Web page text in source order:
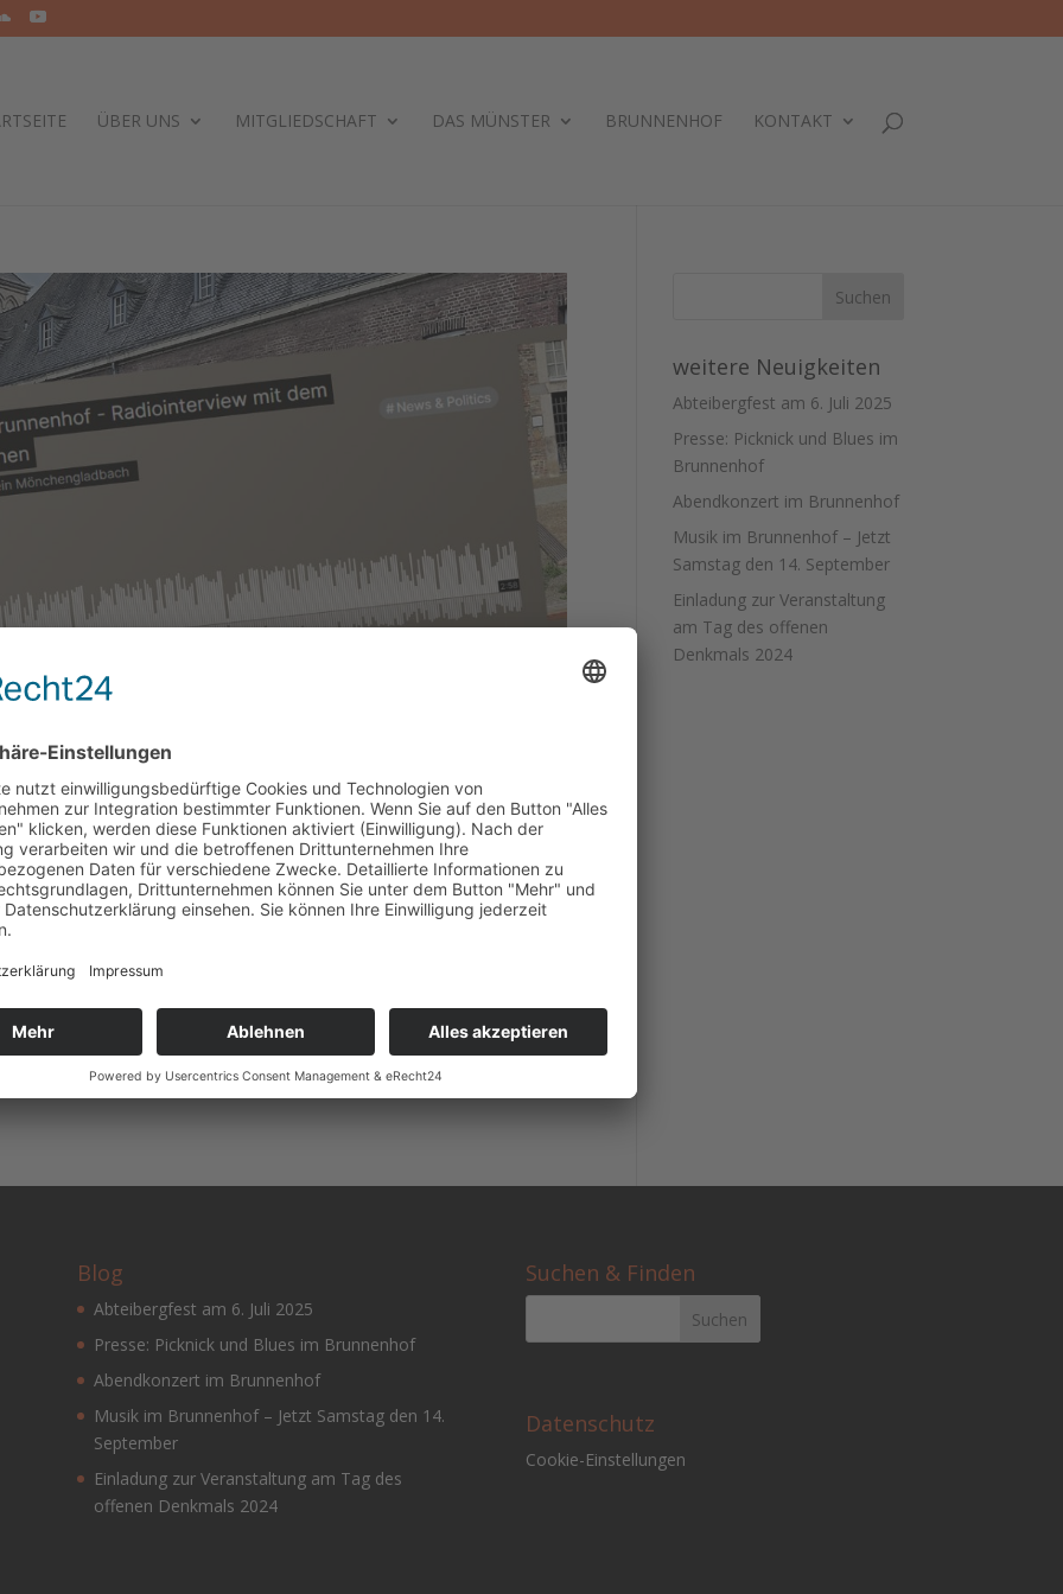
ÜBER UNS MITGLIEDSCHAFT DAS MÜNSTER BRUNNENHOF KONTAKT
Mai 2024, gab es ein kleines Radio-Interview zwischen Mario Brumbi
Baus: Münster-Bauverein Mönchengladbach · Eröffnung Brunnenhof
weitere Neuigkeiten
Abteibergfest am 6. Juli 2025
Presse: Picknick und Blues im
Brunnenhof
Abendkonzert im Brunnenhof
Musik im Brunnenhof – Jetzt
Samstag den 14. September
Einladung zur Veranstaltung
am Tag des offenen
Denkmals 2024
Blog
Abteibergfest am 6. Juli 2025
Presse: Picknick und Blues im Brunnenhof
Abendkonzert im Brunnenhof
Musik im Brunnenhof – Jetzt Samstag den 14.
September
Einladung zur Veranstaltung am Tag des
offenen Denkmals 2024
Suchen & Finden
Datenschutz
Cookie-Einstellungen